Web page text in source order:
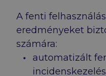
A fenti
eredményeket
számára:
automatizált